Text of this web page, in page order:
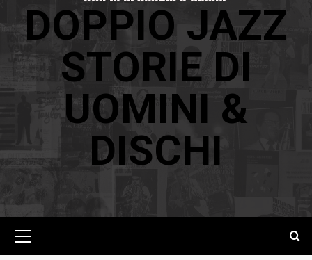
DOPPIO JAZZ
STORIE DI
UOMINI &
DISCHI
principale